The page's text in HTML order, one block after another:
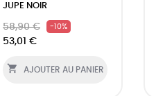
JUPE NOIR
58,90 € -10%
53,01 €
 AJOUTER AU PANIER